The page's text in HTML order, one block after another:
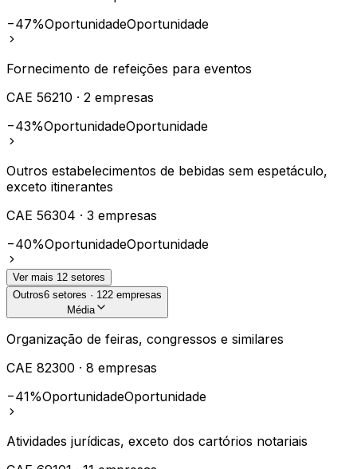
−47%OportunidadeOportunidade
Fornecimento de refeições para eventos
CAE 56210 · 2 empresas
−43%OportunidadeOportunidade
Outros estabelecimentos de bebidas sem espetáculo,
exceto itinerantes
CAE 56304 · 3 empresas
−40%OportunidadeOportunidade
Ver mais 12 setores
Outros6 setores · 122 empresas
Média
Organização de feiras, congressos e similares
CAE 82300 · 8 empresas
−41%OportunidadeOportunidade
Atividades jurídicas, exceto dos cartórios notariais